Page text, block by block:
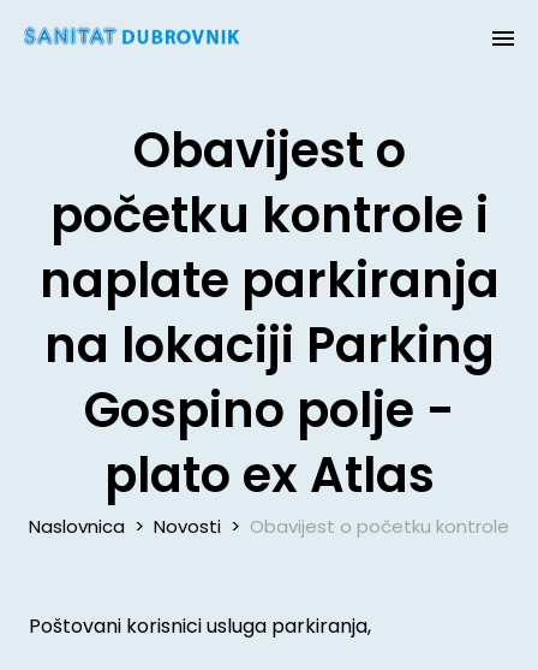
Obavijest o
početku kontrole i
naplate parkiranja
na lokaciji Parking
Gospino polje -
plato ex Atlas
Naslovnica > Novosti > Obavijest o početku kontrole i
Poštovani korisnici usluga parkiranja,